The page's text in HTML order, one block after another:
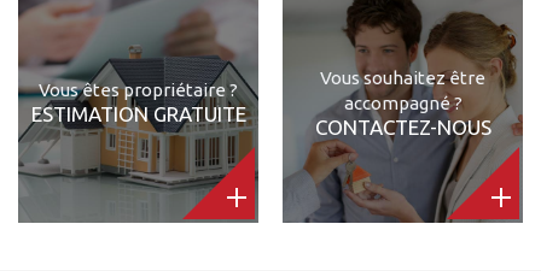
Vous êtes propriétaire ?
ESTIMATION GRATUITE
Vous souhaitez être
accompagné ?
CONTACTEZ-NOUS